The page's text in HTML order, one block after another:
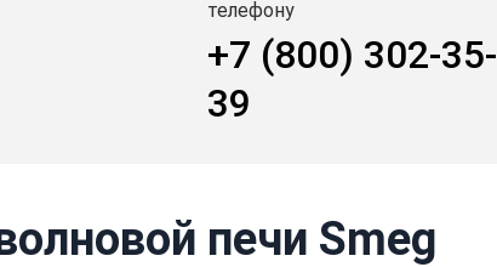
телефону
+7 (800) 302-35-
39
печи Smeg